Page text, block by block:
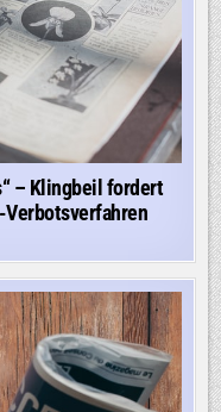
– Klingbeil fordert
Verbotsverfahren